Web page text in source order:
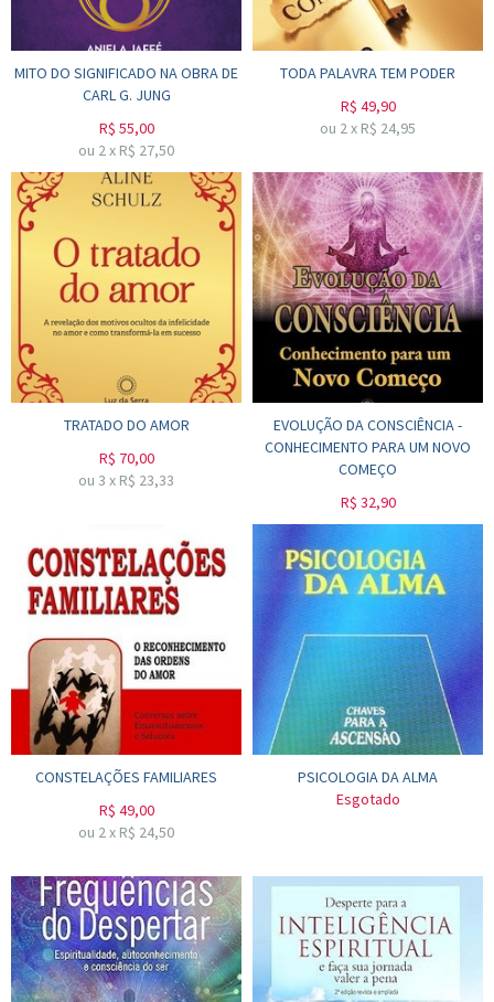
MITO DO SIGNIFICADO NA OBRA DE
CARL G. JUNG
R$ 55,00
ou 2x R$ 27,50
TODA PALAVRA TEM PODER
R$ 49,90
ou 2x R$ 24,95
TRATADO DO AMOR
R$ 70,00
ou 3 x R$ 23,33
EVOLUÇÃO DA CONSCIÊNCIA -
CONHECIMENTO PARA UM NOVO
COMEÇO
R$ 32,90
CONSTELAÇÕES FAMILIARES
R$ 49,00
ou 2x R$ 24,50
PSICOLOGIA DA ALMA
Esgotado